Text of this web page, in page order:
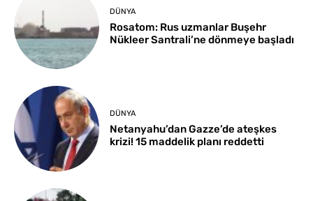
DÜNYA
Rosatom: Rus uzmanlar Buşehr
Nükleer Santrali’ne dönmeye başladı
DÜNYA
Netanyahu’dan Gazze’de ateşkes
krizi! 15 maddelik planı reddetti